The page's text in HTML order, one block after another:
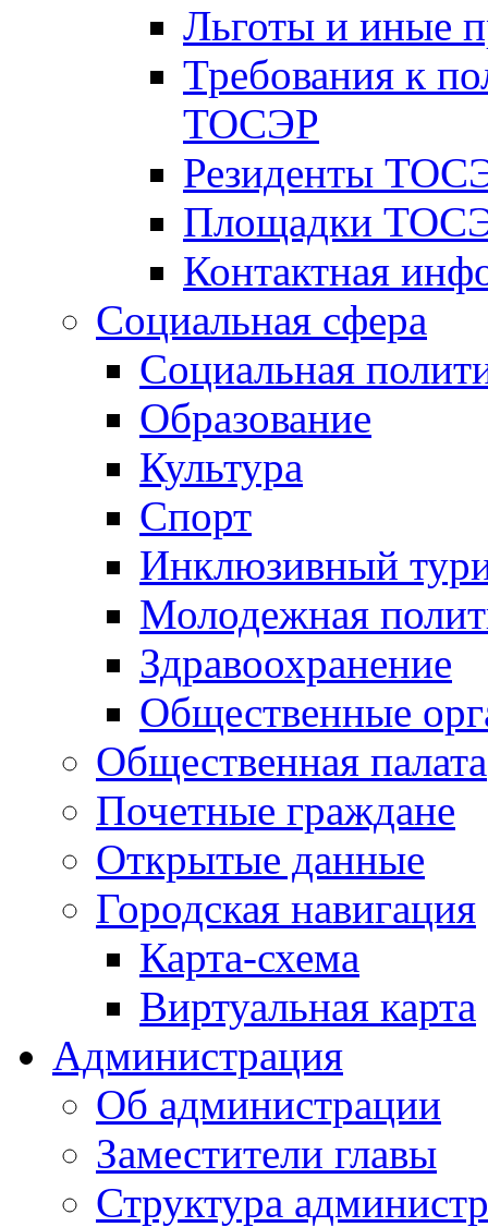
Льготы и иные
Требования к
ТОСЭР
Резиденты
Площадки
Контактная
Социальная сфера
Социальная
Образование
Культура
Спорт
Инклюзивный
Молодежная
Здравоохранение
Общественные
Общественная палата
Почетные граждане
Открытые данные
Городская навигация
Карта-схема
Виртуальная карта
Администрация
Об администрации
Заместители главы
Структура